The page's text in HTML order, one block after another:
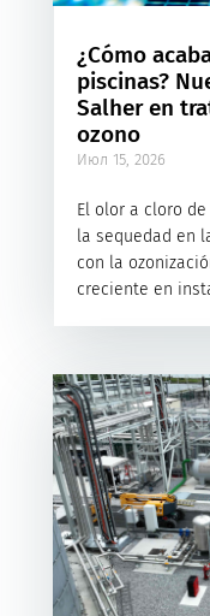
¿Cómo
piscinas?
Salher en
ozono
Июл 15, 2026
El olor a cloro
la sequedad en
con la
creciente en